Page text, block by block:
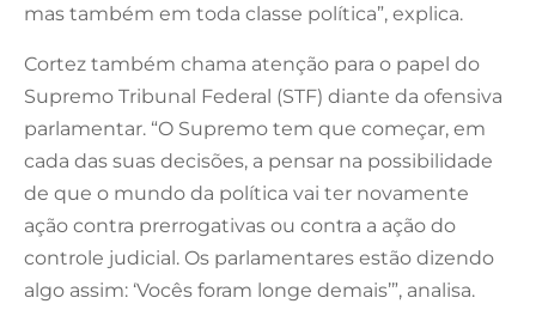
mas também em toda classe política”, explica.
Cortez também chama atenção para o papel do
Supremo Tribunal Federal (STF) diante da ofensiva
parlamentar. “O Supremo tem que começar, em
cada das suas decisões, a pensar na possibilidade
de que o mundo da política vai ter novamente
ação contra prerrogativas ou contra a ação do
controle judicial. Os parlamentares estão dizendo
algo assim: ‘Vocês foram longe demais’”, analisa.